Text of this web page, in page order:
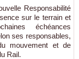
Responsabilité
sur le terrain et
échéances
ses responsables,
mouvement et de
Rail.